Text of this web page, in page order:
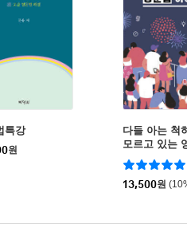
특강
원
다들 아는 척
모르고 있는
13,500원